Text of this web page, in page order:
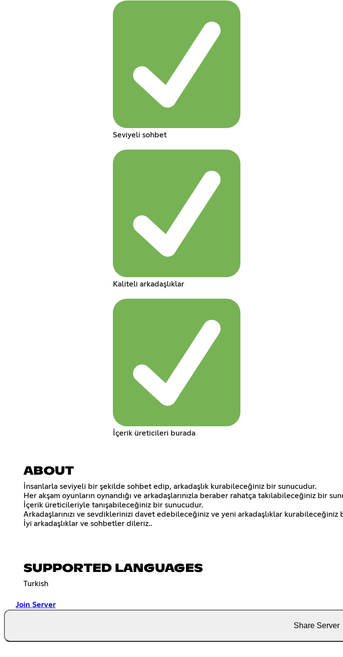
Seviyeli sohbet
Kaliteli arkadaşlıklar
İçerik üreticileri burada
ABOUT
İnsanlarla seviyeli bir şekilde sohbet edip, arkadaşlık kurabileceğiniz bir sunucudur.
Her akşam oyunların oynandığı ve arkadaşlarınızla beraber rahatça takılabileceğiniz bir
İçerik üreticileriyle tanışabileceğiniz bir sunucudur.
Arkadaşlarınızı ve sevdiklerinizi davet edebileceğiniz ve yeni arkadaşlıklar kurabileceğiniz
İyi arkadaşlıklar ve sohbetler dileriz..
SUPPORTED LANGUAGES
Turkish
Join Server
Share Server